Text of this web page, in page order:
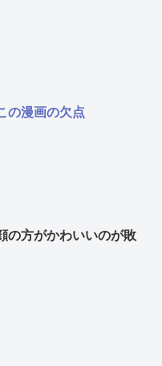
の漫画の欠点
の方がかわいいのが敗